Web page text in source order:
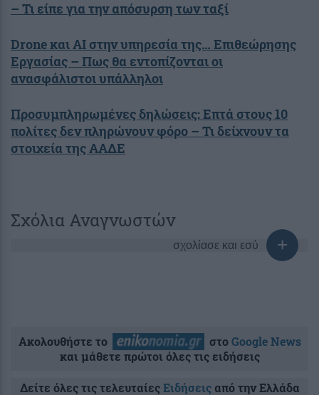
– Τι είπε για την απόσυρση των ταξί
Drone και AI στην υπηρεσία της… Επιθεώρησης
Εργασίας – Πως θα εντοπίζονται οι
ανασφάλιστοι υπάλληλοι
Προσυμπληρωμένες δηλώσεις: Επτά στους 10
πολίτες δεν πληρώνουν φόρο – Τι δείχνουν τα
στοιχεία της ΑΑΔΕ
Σχόλια Αναγνωστών
σχολίασε και εσύ
Ακολουθήστε το στοGoogle News
και μάθετε πρώτοι όλες τις ειδήσεις
Δείτε όλες τις τελευταίεςΕιδήσειςαπό την Ελλάδα